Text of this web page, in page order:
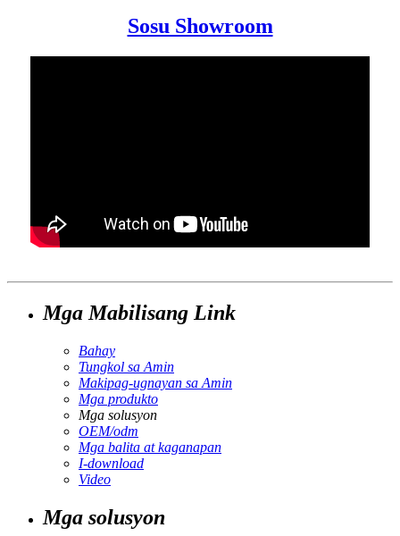
Sosu Showroom
Mga Mabilisang Link
Bahay
Tungkol sa Amin
Makipag-ugnayan sa Amin
Mga produkto
Mga solusyon
OEM/odm
Mga balita at kaganapan
I-download
Video
Mga solusyon